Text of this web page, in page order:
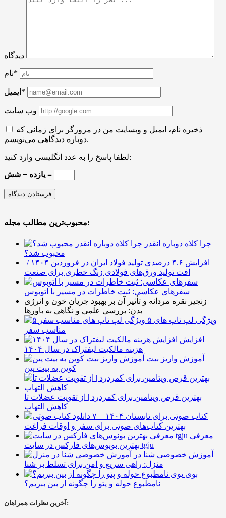
دیدگاه
نام*
ایمیل*
وب سایت
ذخیره نام، ایمیل و وبسایت من در مرورگر برای زمانی که
دوباره دیدگاهی می‌نویسم.
لطفا پاسخ را به عدد انگلیسی وارد کنید:
یازده − شش =
محبوب‌ترین مطالب مجله:
چرا کلاه دوباره انقدر
محبوب شد؟
افزایش ۴.۶ درصدی تولید فولاد ایران در فروردین ۱۴۰۴ /
افت تولید ورق‌های فولادی زنگ خطری برای صنعت
سفرهای عکاسی: ثبت خاطرات در مسیر با اتوبوس
زنجیر نقره مردانه و تأثیر آن بر بهبود جریان خون و انرژی
بدن: بررسی علمی و نگاهی به باورها
۵ ویژگی لپ تاپ های
مناسب سفر
افزایش
هزینه مالکیت لیفتراک در سال ۱۴۰۴
آموزش واریز بیت
کوین به بیت پین
بهترین قرص ویتامین برای کمردرد | از تقویت عضلات تا
کاهش التهاب
۷ کتاب صوتی برای تابستان ۱۴۰۴ +
بهترین کتاب‌های صوتی برای سفر و اوقات فراغت
معرفی
بهترین بونوس‌های فارکس در سایت tgju
آموزش خصوصی شنا در
منزل: راهی سریع و امن برای تسلط بر شنا
بوی
نامطبوع حوله و پتو را چگونه از بین ببریم؟
آخرین نظرات همراهان: